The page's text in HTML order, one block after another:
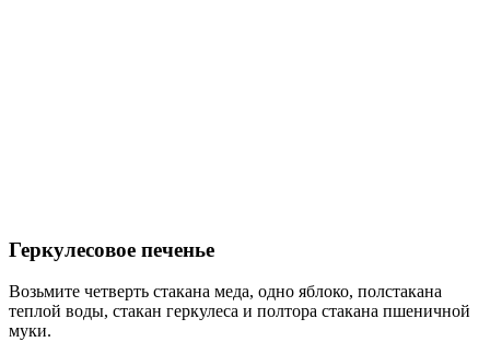
Геркулесовое печенье
Возьмите четверть стакана меда, одно яблоко, полстакана
теплой воды, стакан геркулеса и полтора стакана пшеничной
муки.